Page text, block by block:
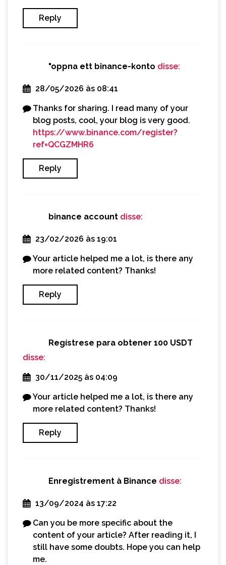
Reply
"oppna ett binance-konto disse:
28/05/2026 às 08:41
Thanks for sharing. I read many of your
blog posts, cool, your blog is very good.
https://www.binance.com/register?
ref=QCGZMHR6
Reply
binance account disse:
23/02/2026 às 19:01
Your article helped me a lot, is there any
more related content? Thanks!
Reply
Regístrese para obtener 100 USDT
disse:
30/11/2025 às 04:09
Your article helped me a lot, is there any
more related content? Thanks!
Reply
Enregistrement à Binance disse:
13/09/2024 às 17:22
Can you be more specific about the
content of your article? After reading it, I
still have some doubts. Hope you can help
me.